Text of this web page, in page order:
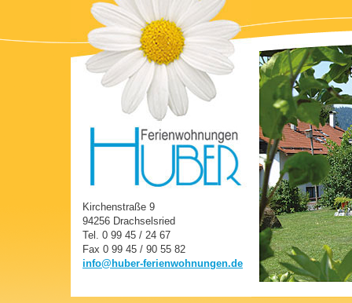
Kirchenstraße 9
94256 Drachselsried
Tel. 0 99 45 / 24 67
Fax 0 99 45 / 90 55 82
info@huber-ferienwohnungen.de